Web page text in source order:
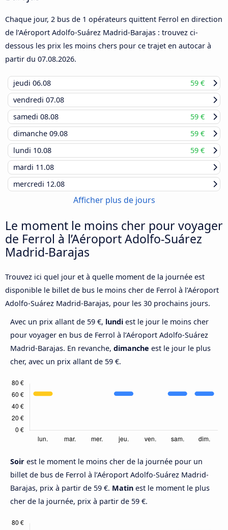
Chaque jour, 2 bus de 1 opérateurs quittent Ferrol en direction
de l’Aéroport Adolfo-Suárez Madrid-Barajas : trouvez ci-
dessous les prix les moins chers pour ce trajet en autocar à
partir du 07.08.2026.
jeudi 06.08
59 €
vendredi 07.08
samedi 08.08
59 €
dimanche 09.08
59 €
lundi 10.08
59 €
mardi 11.08
mercredi 12.08
Afficher plus de jours
Le moment le moins cher pour voyager
de Ferrol à l’Aéroport Adolfo-Suárez
Madrid-Barajas
Trouvez ici quel jour et à quelle moment de la journée est
disponible le billet de bus le moins cher de Ferrol à l’Aéroport
Adolfo-Suárez Madrid-Barajas, pour les 30 prochains jours.
Avec un prix allant de 59 €, lundi est le jour le moins cher
pour voyager en bus de Ferrol à l’Aéroport Adolfo-Suárez
Madrid-Barajas. En revanche, dimanche est le jour le plus
cher, avec un prix allant de 59 €.
Soir est le moment le moins cher de la journée pour un
billet de bus de Ferrol à l’Aéroport Adolfo-Suárez Madrid-
Barajas, prix à partir de 59 €. Matin est le moment le plus
cher de la journée, prix à partir de 59 €.